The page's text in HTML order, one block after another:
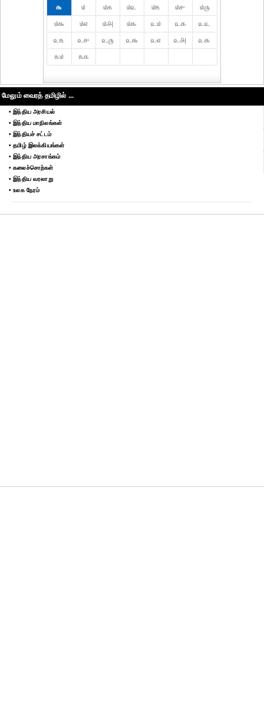
௯
௰ ௰௧ ௰௨ ௰௩ ௰௪
௰௫
௰௬
௰௭ ௰௮ ௰௯ ௨௰ ௨௧
௨௨
௨௩
௨௪ ௨௫ ௨௬ ௨௭ ௨௮
௨௯
௩௰
௩௧
மேலும் வைரத் தமிழில் ...
• இந்திய அரசியல்
• இந்திய மாநிலங்கள்
• இந்தியச் சட்டம்
• தமிழ் இலக்கியங்கள்
• இந்திய அரசாங்கம்
• கலைச்சொற்கள்
• இந்திய வரலாறு
• உலக நேரம்